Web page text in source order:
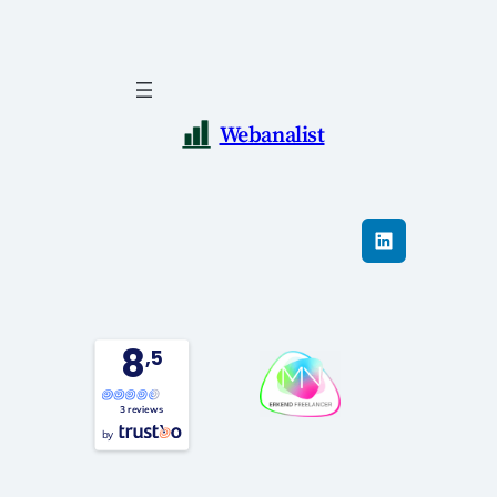
Webanalist
LinkedIn
8,5
3 reviews
by